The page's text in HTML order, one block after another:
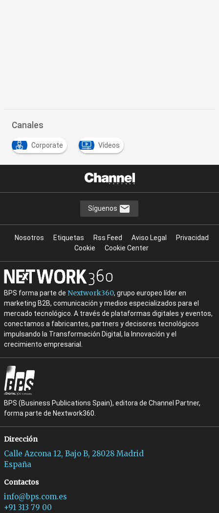
Canales
Corporate Vídeos
Síguenos
Nosotros Etiquetas Rss Feed Aviso Legal
Privacidad
Cookie
Cookie Center
BPS forma parte de Nextwork360, grupo europeo líder en
marketing B2B, comunicación y medios especializados para el
mercado tecnológico. A través de plataformas digitales y eventos,
conectamos a fabricantes, partners y decisores tecnológicos
impulsando la Transformación Digital, la Innovación y el
crecimiento empresarial.
BPS (Business Publications Spain), editora de Channel Partner,
forma parte de Nextwork360.
Dirección
Calle Azcona 12, Bajo B, 28028 Madrid
España
Contactos
info@bps.com.es
+91 313 79 00